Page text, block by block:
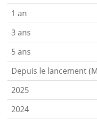
1 an
3 ans
5 ans
Depuis le lancement
2025
2024